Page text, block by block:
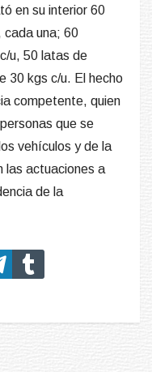
en su interior 60
cada una; 60
u, 50 latas de
30 kgs c/u. El hecho
competente, quien
que se
vehículos y de la
las actuaciones a
de la